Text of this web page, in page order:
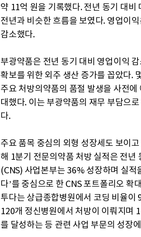
약 11억 원을 기록했다. 전년 동기 대
전년과 비슷한 흐름을 보였다. 영업이
감소했다.
부광약품은 전년 동기 대비 영업이익
확보를 위한 외주 생산 증가를 꼽았다.
주요 처방의약품의 품절 발생을 사전
대했다. 이는 부광약품의 재무 부담으
다.
주요 품목 중심의 외형 성장세도 보이
해 1분기 전문의약품 처방 실적은 전년
(CNS) 사업본부는 36% 성장하며 실적
다’를 중심으로 한 CNS 포트폴리오 확
투다는 상급종합병원에서 코딩 비율
120개 정신병원에서 처방이 이뤄지며
를 달성하는 등 관련 사업 부문의 성장